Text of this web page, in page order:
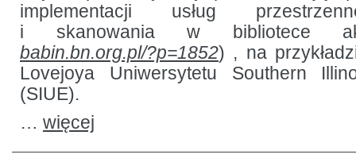
implementacji usług
i skanowania w bibliotece
babin.bn.org.pl/?p=1852) , na
Lovejoya Uniwersytetu Southern
(SIUE).
… więcej